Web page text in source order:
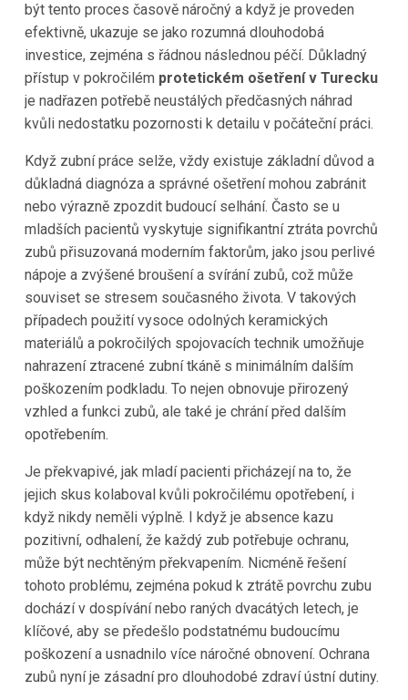
být tento proces časově náročný a když je proveden
efektivně, ukazuje se jako rozumná dlouhodobá
investice, zejména s řádnou následnou péčí. Důkladný
přístup v pokročilém protetickém ošetření v Turecku
je nadřazen potřebě neustálých předčasných náhrad
kvůli nedostatku pozornosti k detailu v počáteční práci.
Když zubní práce selže, vždy existuje základní důvod a
důkladná diagnóza a správné ošetření mohou zabránit
nebo výrazně zpozdit budoucí selhání. Často se u
mladších pacientů vyskytuje signifikantní ztráta povrchů
zubů přisuzovaná moderním faktorům, jako jsou perlivé
nápoje a zvýšené broušení a svírání zubů, což může
souviset se stresem současného života. V takových
případech použití vysoce odolných keramických
materiálů a pokročilých spojovacích technik umožňuje
nahrazení ztracené zubní tkáně s minimálním dalším
poškozením podkladu. To nejen obnovuje přirozený
vzhled a funkci zubů, ale také je chrání před dalším
opotřebením.
Je překvapivé, jak mladí pacienti přicházejí na to, že
jejich skus kolaboval kvůli pokročilému opotřebení, i
když nikdy neměli výplně. I když je absence kazu
pozitivní, odhalení, že každý zub potřebuje ochranu,
může být nechtěným překvapením. Nicméně řešení
tohoto problému, zejména pokud k ztrátě povrchu zubu
dochází v dospívání nebo raných dvacátých letech, je
klíčové, aby se předešlo podstatnému budoucímu
poškození a usnadnilo více náročné obnovení. Ochrana
zubů nyní je zásadní pro dlouhodobé zdraví ústní dutiny.